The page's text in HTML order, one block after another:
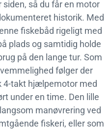
siden, så du får en motor
historik. Med
fiskebåd rigeligt med
plads og samtidig holde
på den lange tur. Som
følger der
4-takt hjælpemotor med
under en time. Den lille
manøvrering ved
fiskeri, eller som